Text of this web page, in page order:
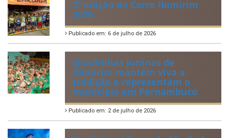
IBIPREV realiza entrega dos
Certificados de Honra ao
Mérito aos servidores
municipais
Publicado em: 20 de julho de 2026
2ª edição do Corre Ibimirim
2026